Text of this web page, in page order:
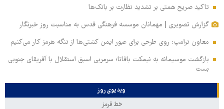
تاکید صریح همتی بر تشدید نظارت بر بانک‌ها
گزارش تصویری | مهمانان موسسه فرهنگی قدس به مناسبت روز خبرنگار
معاون ترامپ: روی طرحی برای عبور ایمن کشتی‌ها از تنگه هرمز کار می‌کنیم
بازگشت موسیمانه به نیمکت بافانا؛ سرمربی اسبق استقلال با آفریقای جنوبی
بست
ویدیوی روز
خط قرمز